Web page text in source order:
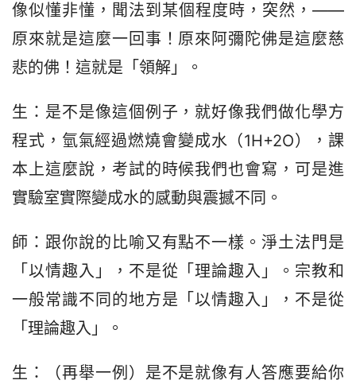
像似懂非懂，聞法到某個程度時，突然，——
原來就是這麼一回事！原來阿彌陀佛是這麼慈
悲的佛！這就是「領解」。
生：是不是像這個例子，就好像我們做化學方
程式，氫氣經過燃燒會變成水（1H+2O），課
本上這麼說，考試的時候我們也會寫，可是進
實驗室實際變成水的感動與震撼不同。
師：跟你說的比喻又有點不一樣。淨土法門是
「以情趣入」，不是從「理論趣入」。宗教和
一般常識不同的地方是「以情趣入」，不是從
「理論趣入」。
生：（再舉一例）是不是就像有人答應要給你